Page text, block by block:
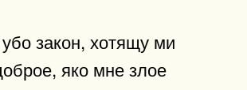
закон, хотящу ми
яко мне злое